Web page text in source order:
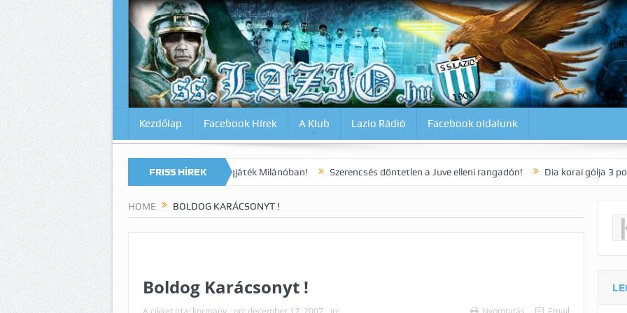
Kezdőlap Facebook Hírek A Klub Lazio Rádió Facebook oldalunk
FRISS HÍREK
Lecce 0:1 Micsoda drámai végjáték Milánóban! Szerencsés döntetlen a Juve elleni rangadón! Dia korai gólja 3 pontot ért az
HOME BOLDOG KARÁCSONYT !
Boldog Karácsonyt !